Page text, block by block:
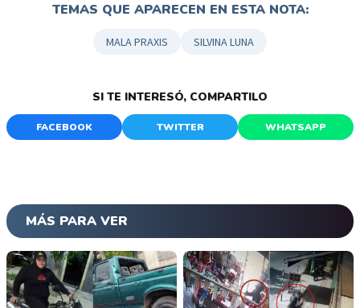
TEMAS QUE APARECEN EN ESTA NOTA:
MALA PRAXIS SILVINA LUNA
SI TE INTERESÓ, COMPARTILO
FACEBOOK TWITTER WHATSAPP
MÁS PARA VER